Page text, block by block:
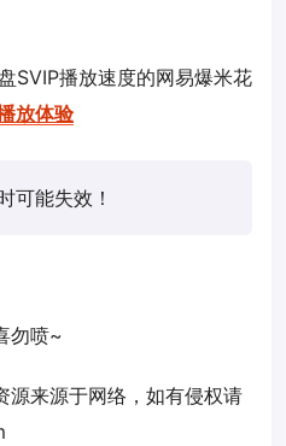
SVIP播放速度的网易爆米花
放体验
可能失效！
勿喷~
源来源于网络，如有侵权请